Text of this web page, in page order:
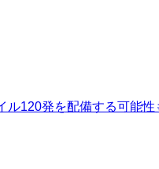
ル120発を配備する可能